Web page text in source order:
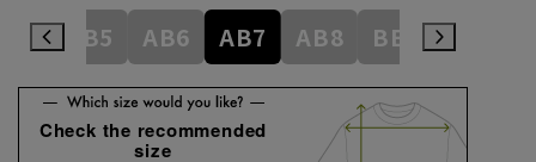
AB5 AB6 AB7 AB8 BE3 BE4
Check the recommended
size